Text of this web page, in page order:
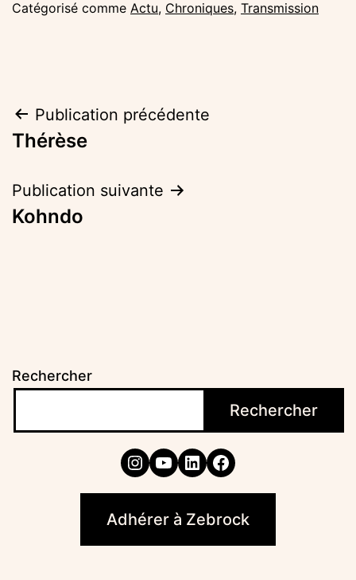
Catégorisé comme Actu, Chroniques, Transmission
Navigation
de
l’article
Publication précédente
Thérèse
Publication suivante
Kohndo
Rechercher
Rechercher
Instagram
YouTube
LinkedIn
Facebook
Adhérer à Zebrock